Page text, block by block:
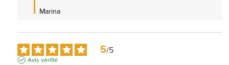
Marina
5/5
Avis vérifié